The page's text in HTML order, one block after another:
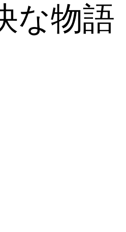
な物語